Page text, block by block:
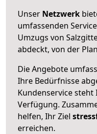
Unser Netzwerk
umfassenden
Umzugs von
abdeckt, von der
Die Angebote
Ihre Bedürfnisse
Kundenservice
Verfügung.
helfen, Ihr Ziel
erreichen.